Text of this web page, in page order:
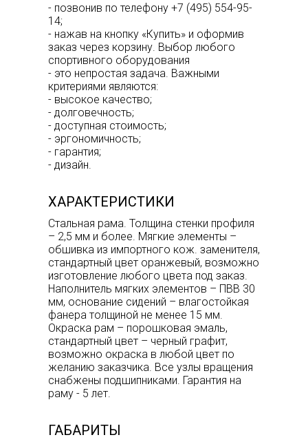
- позвонив по телефону +7 (495) 554-95-
14;
- нажав на кнопку «Купить» и оформив
заказ через корзину. Выбор любого
спортивного оборудования
- это непростая задача. Важными
критериями являются:
- высокое качество;
- долговечность;
- доступная стоимость;
- эргономичность;
- гарантия;
- дизайн.
ХАРАКТЕРИСТИКИ
Стальная рама. Толщина стенки профиля
– 2,5 мм и более. Мягкие элементы –
обшивка из импортного кож. заменителя,
стандартный цвет оранжевый, возможно
изготовление любого цвета под заказ.
Наполнитель мягких элементов – ПВВ 30
мм, основание сидений – влагостойкая
фанера толщиной не менее 15 мм.
Окраска рам – порошковая эмаль,
стандартный цвет – черный графит,
возможно окраска в любой цвет по
желанию заказчика. Все узлы вращения
снабжены подшипниками. Гарантия на
раму - 5 лет.
ГАБАРИТЫ